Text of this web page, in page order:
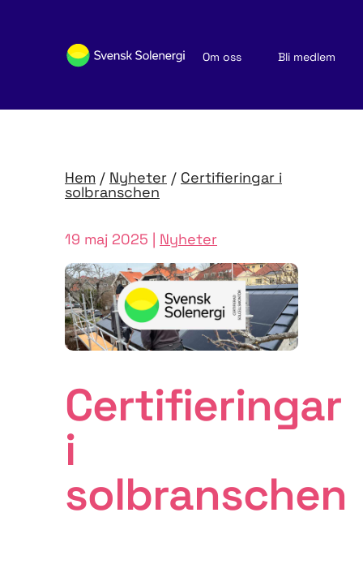
Om oss
Bli medlem
Nyheter och publikationer
Hem / Nyheter / Certifieringar i
solbranschen
19 maj 2025 | Nyheter
Certifieringar
i
solbranschen